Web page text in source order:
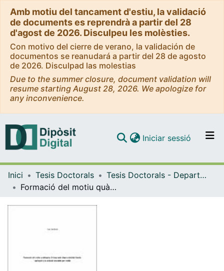
Amb motiu del tancament d'estiu, la validació
de documents es reprendrà a partir del 28
d'agost de 2026. Disculpeu les molèsties.
Con motivo del cierre de verano, la validación de
documentos se reanudará a partir del 28 de agosto
de 2026. Disculpad las molestias
Due to the summer closure, document validation will
resume starting August 28, 2026. We apologize for
any inconvenience.
Navega per tot el DD
Iniciar sessió (current)
Inici Tesis Doctorals
Tesis Doctorals - Departament - Química Orgànica
Formació del motiu quàdruplex bi-loop amb oligonucleòtids lineals i aplicació a la ciclació assistida per motlle